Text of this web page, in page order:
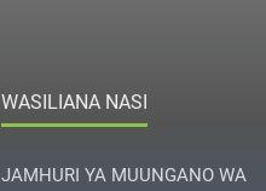
WASILIANA NASI
JAMHURI YA MUUNGANO WA